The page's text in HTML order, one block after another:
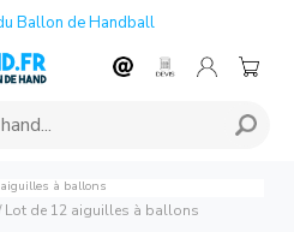
Ballon de Handball
à ballons
Lot de 12 aiguilles à ballons